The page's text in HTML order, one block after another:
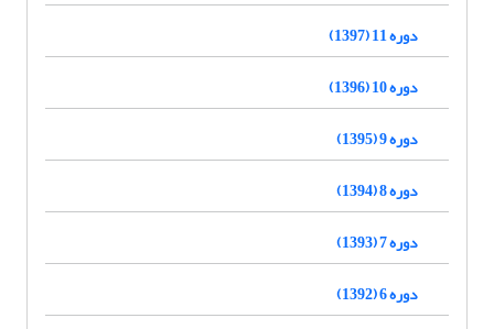
دوره 11 (1397)
دوره 10 (1396)
دوره 9 (1395)
دوره 8 (1394)
دوره 7 (1393)
دوره 6 (1392)